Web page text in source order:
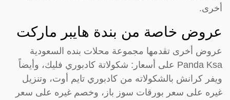
أخرى.
عروض خاصة من بندة هايبر ماركت
عروض أخرى تقدمها مجموعة محلات بنده السعودية
Panda Ksa على أسعار: شكولاتة كادبوري فليك، وأيضاً
ويفر كرانش بالشكولاته من كادبوري تايم أوت، وتنزيل
غيره على سعر بورقات سوز باز، وخصم غيره على سعر